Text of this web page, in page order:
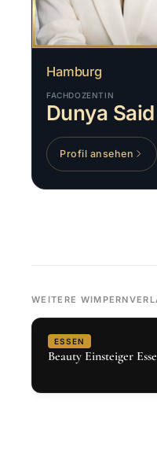
Hamburg
FACHDOZENTIN
Dunya Said
Profil ansehen
WEITERE
ESSEN
Beauty Einsteiger